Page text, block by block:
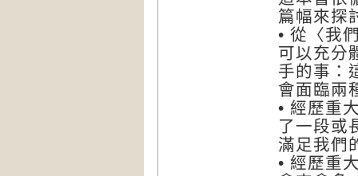
篇幅來探
• 從〈我
可以充分
手的事：
會面臨兩
• 經歷重
了一段或
滿足我們
• 經歷重